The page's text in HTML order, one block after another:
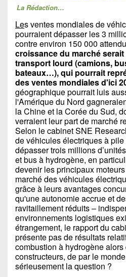
La Rédaction…
Les ventes mondiales de
pourraient dépasser les 3
contre environ 150 000
croissance du marché
transport lourd (camions,
bateaux…), qui pourrait
des ventes mondiales d'ici
géographique pourrait luis
l'Amérique du Nord
la Chine et la Corée du Sud,
verraient leur part de marché
Selon le cabinet SNE
de véhicules électriques à
dépasser trois millions
et bus à hydrogène, en
devenir les principaux
marché des véhicules
grâce à leurs avantages
qu'une autonomie accrue et
ravitaillement réduits –
environnements logistiques
étrangement, le rapport du
présente pas de résultats
combustion à hydrogène
constructeurs, de par le
sérieusement la question ?